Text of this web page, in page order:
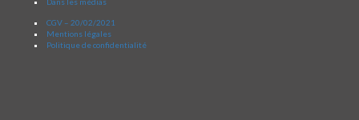
CGV – 20/02/2021
Mentions légales
Politique de confidentialité